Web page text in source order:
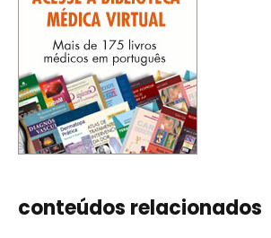
conteúdos relacionados